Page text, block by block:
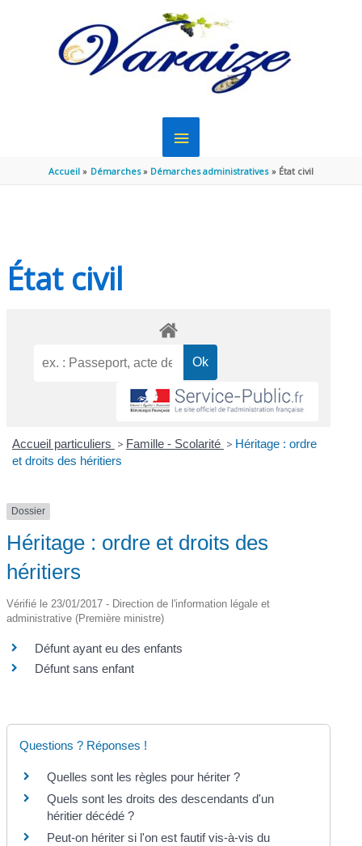
MENU
PRINCIPAL
Accueil Démarches Démarches administratives État civil
État civil
Accueil particuliers > Famille - Scolarité > Héritage : ordre
et droits des héritiers
Dossier
Héritage : ordre et droits des
héritiers
Vérifié le 23/01/2017 - Direction de l'information légale et
administrative (Première ministre)
Défunt ayant eu des enfants
Défunt sans enfant
Questions ? Réponses !
Quelles sont les règles pour hériter ?
Quels sont les droits des descendants d'un
héritier décédé ?
Peut-on hériter si l'on est fautif vis-à-vis du